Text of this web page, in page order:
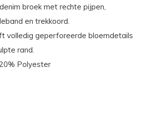
broek met rechte pijpen,
en trekkoord.
volledig geperforeerde bloemdetails
rand.
Polyester